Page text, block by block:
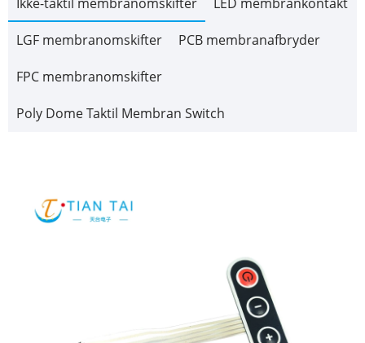
LGF membranomskifter PCB membranafbryder
FPC membranomskifter
Poly Dome Taktil Membran Switch